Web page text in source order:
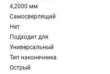
4,2000 мм
Самосверлящий
Нет
Подходит для
Универсальный
Тип наконечника
Острый